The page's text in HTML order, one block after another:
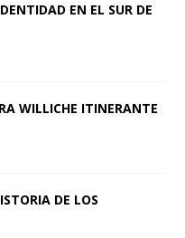
EN EL SUR DE
WILLICHE ITINERANTE
DE LOS